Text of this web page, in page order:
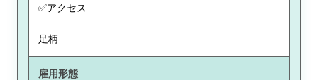
✅アクセス
足柄
雇用形態